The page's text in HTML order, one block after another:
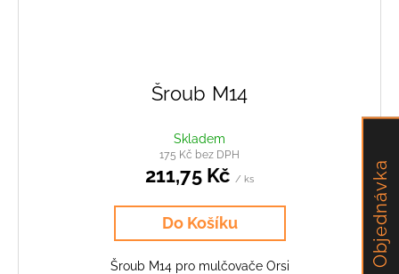
Šroub M14
Skladem
175 Kč bez DPH
211,75 Kč / ks
Do Košíku
Šroub M14 pro mulčovače Orsi Objednávka